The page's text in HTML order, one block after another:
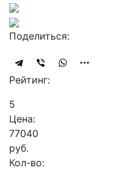
Поделиться:
Рейтинг:
5
Цена:
77040
руб.
Кол-во: